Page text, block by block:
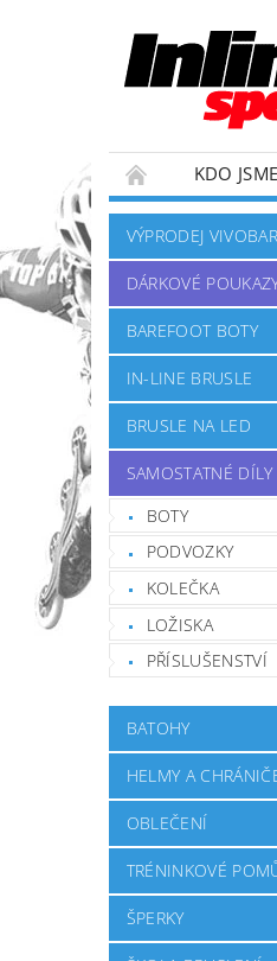
KDO JSME
ZÁVODNÍ TÝM
VÝPRODEJ
DÁRKOVÉ
BAREFOOT BOTY
IN-LINE BRUSLE
BRUSLE NA LED
SAMOSTATNÉ DÍLY
BOTY
PODVOZKY
KOLEČKA
LOŽISKA
PŘÍSLUŠENSTVÍ
BATOHY
HELMY A
OBLEČENÍ
TRÉNINKOVÉ
ŠPERKY